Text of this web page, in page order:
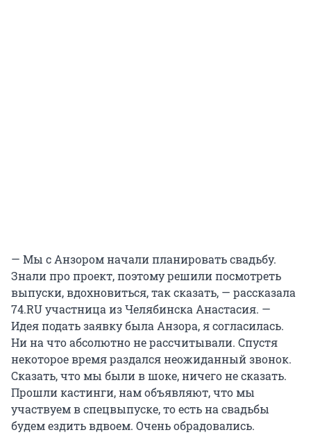
— Мы с Анзором начали планировать свадьбу.
Знали про проект, поэтому решили посмотреть
выпуски, вдохновиться, так сказать, — рассказала
74.RU участница из Челябинска Анастасия. —
Идея подать заявку была Анзора, я согласилась.
Ни на что абсолютно не рассчитывали. Спустя
некоторое время раздался неожиданный звонок.
Сказать, что мы были в шоке, ничего не сказать.
Прошли кастинги, нам объявляют, что мы
участвуем в спецвыпуске, то есть на свадьбы
будем ездить вдвоем. Очень обрадовались.